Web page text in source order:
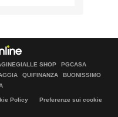
SHOP
PGCASA
QUIFINANZA
BUONISSIMO
Policy
Preferenze sui cookie